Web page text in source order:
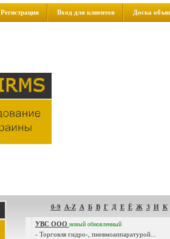
Регистрация Вход для клиентов Доска
0-9 A-Z А Б В Г Д Е Ё Ж З И К
УВС ООО новый обновленный
- Торговля гидро-, пневмоаппаратурой...